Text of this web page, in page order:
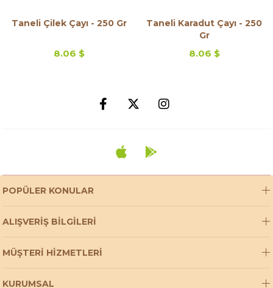
Taneli Çilek Çayı - 250 Gr
8.06 $
Taneli Karadut Çayı - 250
Gr
8.06 $
POPÜLER KONULAR
ALIŞVERİŞ BİLGİLERİ
MÜŞTERİ HİZMETLERİ
KURUMSAL